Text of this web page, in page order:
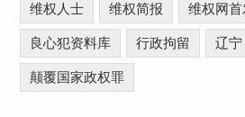
维权人士 维权简报 维权网首
良心犯资料库 行政拘留 辽宁
颠覆国家政权罪